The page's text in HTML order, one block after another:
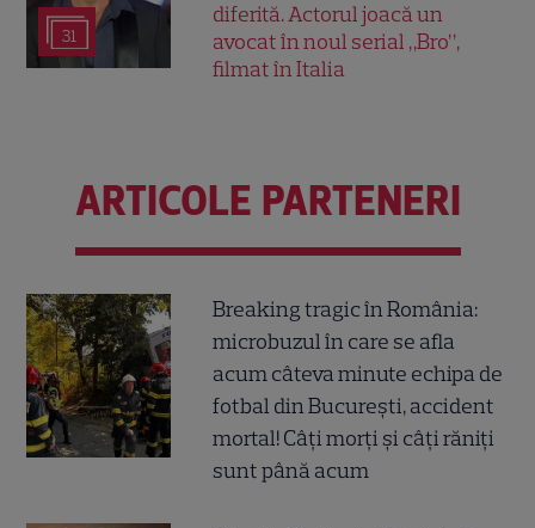
31
diferită. Actorul joacă un
avocat în noul serial „Bro”,
filmat în Italia
ARTICOLE PARTENERI
Breaking tragic în România:
microbuzul în care se afla
acum câteva minute echipa de
fotbal din București, accident
mortal! Câți morți și câți răniți
sunt până acum